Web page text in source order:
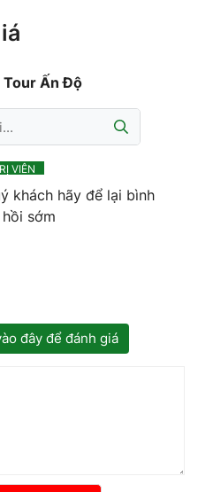
Tour Ấn Độ
VIÊN
khách hãy để lại bình
sớm
đây để đánh giá